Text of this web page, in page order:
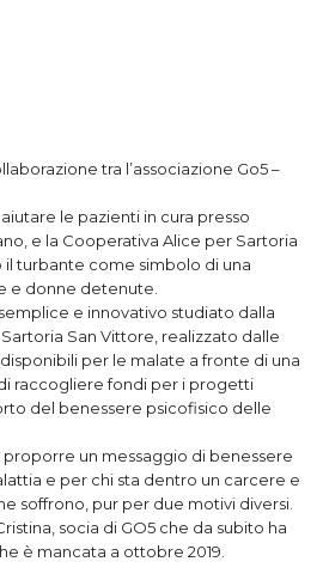
tra l’associazione Go5 –
le pazienti in cura presso
e la Cooperativa Alice per Sartoria
il turbante come simbolo di una
e donne detenute.
e innovativo studiato dalla
San Vittore, realizzato dalle
per le malate a fronte di una
raccogliere fondi per i progetti
del benessere psicofisico delle
proporre un messaggio di benessere
e per chi sta dentro un carcere e
soffrono, pur per due motivi diversi.
socia di GO5 che da subito ha
è mancata a ottobre 2019.